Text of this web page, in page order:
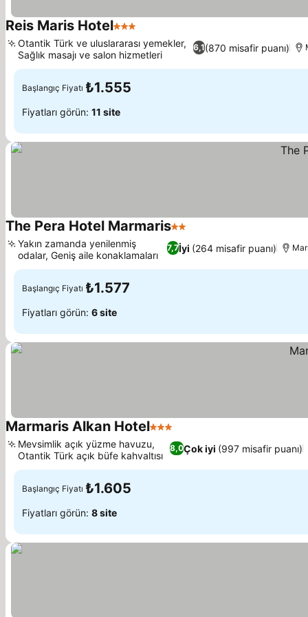
Reis Maris Hotel3 Yıldız
6,1(870 misafir puanı)
Otantik Türk ve uluslararası yemekler,
Sağlık masajı ve salon hizmetleri
Başlangıç Fiyatı ₺1.555
Fiyatları görün: 11 site
The Pera Hotel Marmaris2 Yıldız
7,7İyi (264 misafir puanı)
Yakın zamanda yenilenmiş
odalar, Geniş aile konaklamaları
Başlangıç Fiyatı ₺1.577
Fiyatları görün: 6 site
Marmaris Alkan Hotel3 Yıldız
8,0Çok iyi (997 misafir puanı)
Mevsimlik açık yüzme havuzu,
Otantik Türk açık büfe kahvaltısı
Başlangıç Fiyatı ₺1.605
Fiyatları görün: 8 site